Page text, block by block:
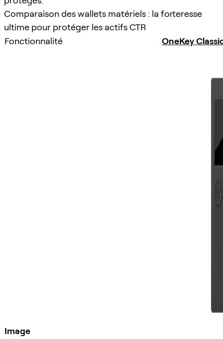
Comparaison des wallets matériels : la forteresse
ultime pour protéger les actifs CTR
Fonctionnalité
OneKey
Image